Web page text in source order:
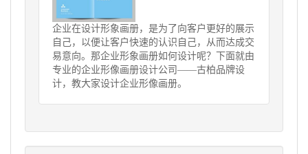
企业在设计形象画册，是为了向客户更好的展示
自己，以便让客户快速的认识自己，从而达成交
易意向。那企业形象画册如何设计呢？下面就由
专业的企业形像画册设计公司——古柏品牌设
计，教大家设计企业形像画册。